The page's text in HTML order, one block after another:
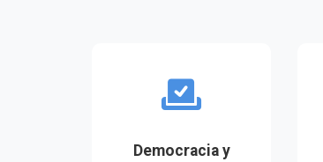
Democracia y